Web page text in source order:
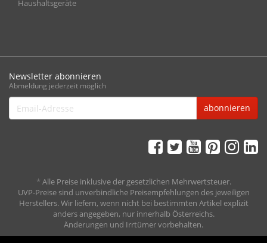
Haushaltsgeräte
Newsletter abonnieren
Abmeldung jederzeit möglich
Email-
Adresse
abonnieren
*Alle Preise inklusive der gesetzlichen Mehrwertsteuer.
UVP-Preise sind unverbindliche Preisempfehlungen des jeweiligen
Herstellers. Wir liefern, wenn nicht bei bestimmten Artikel explizit
anders angegeben, nur innerhalb Österreichs.
Änderungen und Irrtümer vorbehalten.